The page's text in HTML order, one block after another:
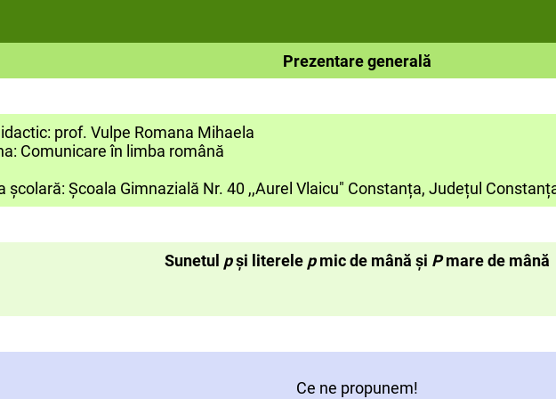
Prezentare generală
prof. Vulpe Romana Mihaela
Comunicare în limba română
școlară: Școala Gimnazială Nr. 40 ,,Aurel Vlaicu" Constanța, Județul
Sunetul pși literele pmic de mână și Pmare de mână
Ce ne propunem!